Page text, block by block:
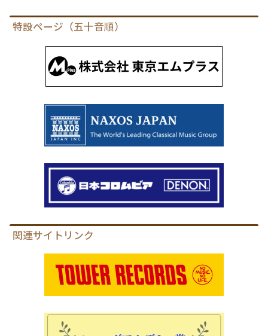
特設ページ（五十音順）
関連サイトリンク